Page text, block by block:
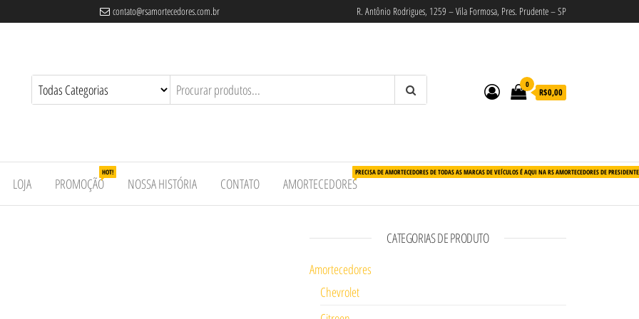
contato@rsamortecedores.com.br R. Antônio Rodrigues, 1259 – Vila Formosa, Pres. Prudente – SP
0
R$0,00
LOJA PROMOÇÃO
HOT!
NOSSA HISTÓRIA CONTATO AMORTECEDORES
PRECISA DE AMORTECEDORES DE TODAS AS MARCAS DE VEÍCULOS É AQUI NA RS AMORTECEDORES DE
CATEGORIAS DE PRODUTO
Amortecedores
Chevrolet